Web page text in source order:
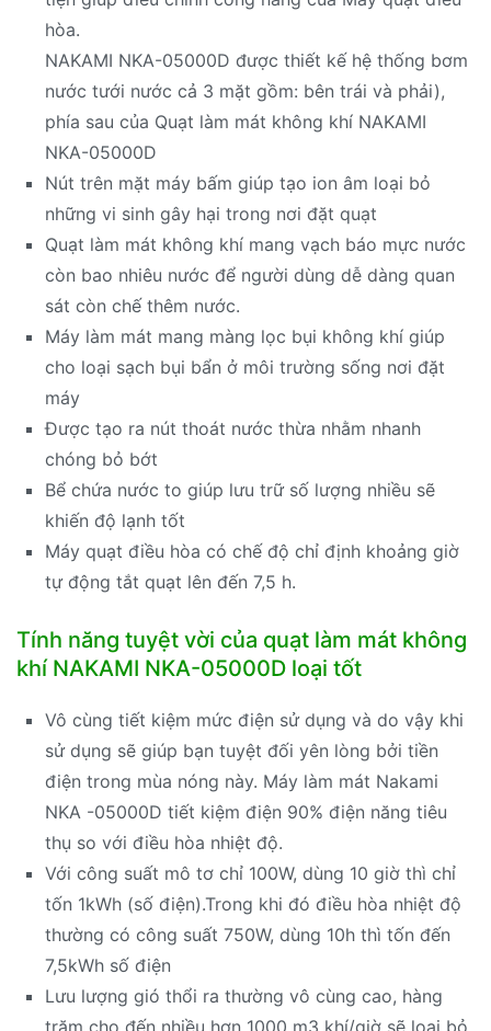
hòa.
NAKAMI NKA-05000D được thiết kế hệ thống bơm
nước tưới nước cả 3 mặt gồm: bên trái và phải),
phía sau của Quạt làm mát không khí NAKAMI
NKA-05000D
Nút trên mặt máy bấm giúp tạo ion âm loại bỏ
những vi sinh gây hại trong nơi đặt quạt
Quạt làm mát không khí mang vạch báo mực nước
còn bao nhiêu nước để người dùng dễ dàng quan
sát còn chế thêm nước.
Máy làm mát mang màng lọc bụi không khí giúp
cho loại sạch bụi bẩn ở môi trường sống nơi đặt
máy
Được tạo ra nút thoát nước thừa nhằm nhanh
chóng bỏ bớt
Bể chứa nước to giúp lưu trữ số lượng nhiều sẽ
khiến độ lạnh tốt
Máy quạt điều hòa có chế độ chỉ định khoảng giờ
tự động tắt quạt lên đến 7,5 h.
Tính năng tuyệt vời của quạt làm mát không
khí NAKAMI NKA-05000D loại tốt
Vô cùng tiết kiệm mức điện sử dụng và do vậy khi
sử dụng sẽ giúp bạn tuyệt đối yên lòng bởi tiền
điện trong mùa nóng này. Máy làm mát Nakami
NKA -05000D tiết kiệm điện 90% điện năng tiêu
thụ so với điều hòa nhiệt độ.
Với công suất mô tơ chỉ 100W, dùng 10 giờ thì chỉ
tốn 1kWh (số điện).Trong khi đó điều hòa nhiệt độ
thường có công suất 750W, dùng 10h thì tốn đến
7,5kWh số điện
Lưu lượng gió thổi ra thường vô cùng cao, hàng
trăm cho đến nhiều hơn 1000 m3 khí/giờ sẽ loại bỏ